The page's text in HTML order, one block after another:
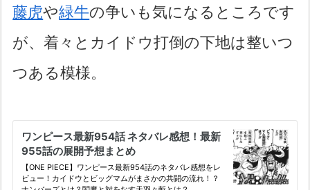
藤虎や緑牛の争いも気になるところです
が、着々とカイドウ打倒の下地は整いつ
つある模様。